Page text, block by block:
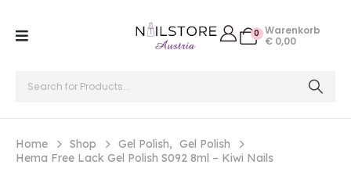
0 Warenkorb
€ 0,00
Home Shop Gel Polish, Gel Polish
Hema Free Lack Gel Polish S092 8ml – Kiwi Nails